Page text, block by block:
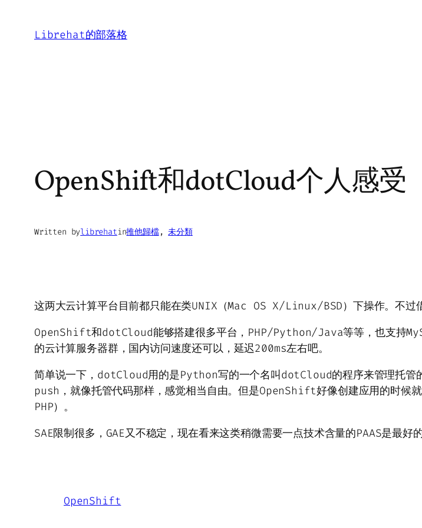
content
Librehat的部落格
OpenShift和dotCloud个人感受
Written bylibrehatin推他歸檔, 未分類
这两大云计算平台目前都只能在类UNIX（Mac OS X/Linux/BSD）下操作。不过
OpenShift和dotCloud能够搭建很多平台，PHP/Python/Java等等，也支持
的云计算服务器群，国内访问速度还可以，延迟200ms左右吧。
简单说一下，dotCloud用的是Python写的一个名叫dotCloud的程序来管理托
push，就像托管代码那样，感觉相当自由。但是OpenShift好像创建应用的时
PHP）。
SAE限制很多，GAE又不稳定，现在看来这类稍微需要一点技术含量的PAAS是最
OpenShift